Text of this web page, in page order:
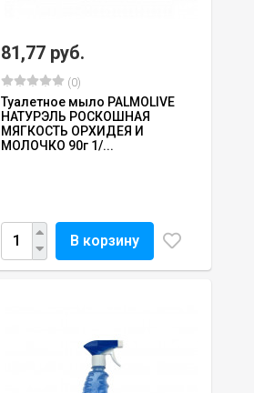
81,77 руб.
(0)
Туалетное мыло PALMOLIVE
НАТУРЭЛЬ РОСКОШНАЯ
МЯГКОСТЬ ОРХИДЕЯ И
МОЛОЧКО 90г 1/...
В корзину